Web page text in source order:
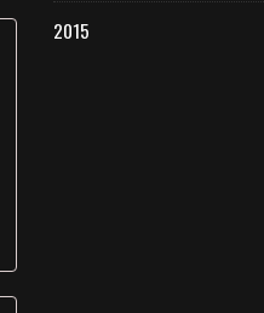
2015